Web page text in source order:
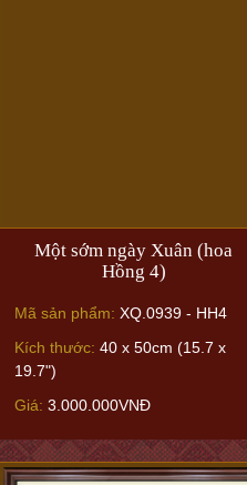
Một sớm ngày Xuân (hoa
Hồng 4)
Mã sản phẩm: XQ.0939 - HH4
Kích thước: 40 x 50cm (15.7 x
19.7")
Giá: 3.000.000VNĐ